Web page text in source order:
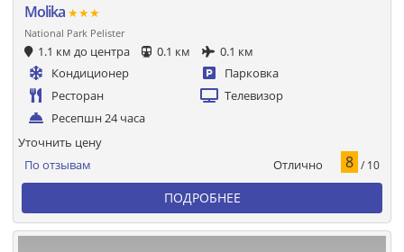
Molika ★★★
National Park Pelister
1.1 км до центра 0.1 км
0.1 км
Кондиционер
Парковка
Ресторан
Телевизор
Ресепшн 24 часа
По отзывам Отлично 8 / 10
Уточнить цену
ПОДРОБНЕЕ